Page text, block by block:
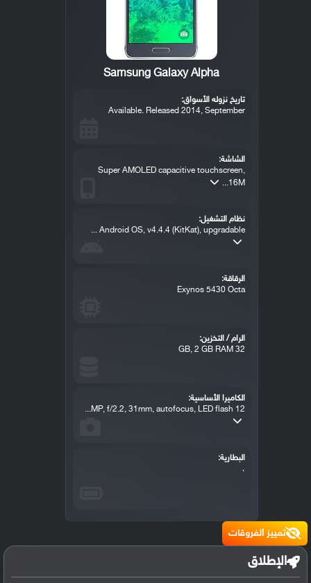
Samsung Galaxy Alpha
تاريخ نزوله الأسواق:
Available. Released 2014, September
الشاشة:
Super AMOLED capacitive touchscreen,
16M...
نظام التشغيل:
Android OS, v4.4.4 (KitKat), upgradable ...
الرقاقة:
Exynos 5430 Octa
الرام / التخزين:
32 GB, 2 GB RAM
الكاميرا الأساسية:
12 MP, f/2.2, 31mm, autofocus, LED flash...
البطارية:
،
تمييز الفروقات
الإطلاق